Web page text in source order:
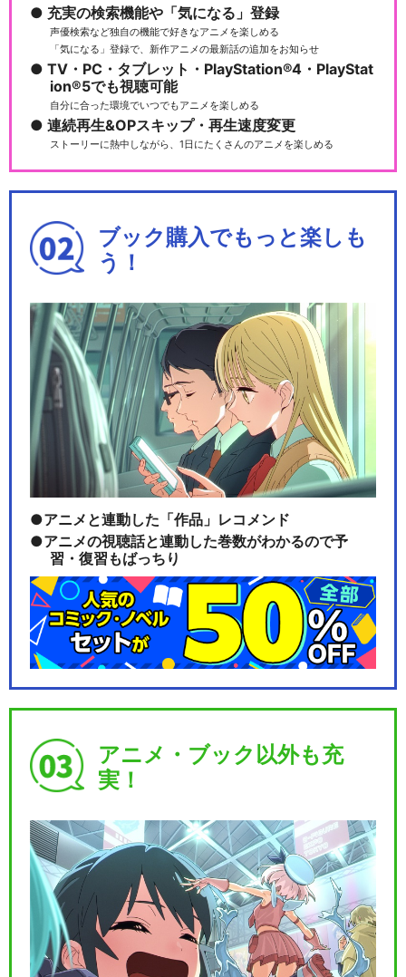
こちら葛飾区亀有公園前派出
所TVスペシャル 両…
こちら葛飾区亀有公園前派出
所TVスペシャル 両…
こちら葛飾区亀有公園前派出
所TVスペシャル 両…
こちら葛飾区亀有公園前派出
所TVスペシャル 両…
こちら葛飾区亀有公園前派出
所TVスペシャル シ…
こちら葛飾区亀有公園前派出
所TVスペシャル 両…
閉じる
充実の検索機能や「気になる」登録
声優検索など独自の機能で好きなアニメを楽しめる
「気になる」登録で、新作アニメの最新話の追加をお知らせ
TV・PC・タブレット・PlayStation®4・PlayStat
ion®5でも視聴可能
自分に合った環境でいつでもアニメを楽しめる
連続再生&OPスキップ・再生速度変更
ストーリーに熱中しながら、1日にたくさんのアニメを楽しめる
ブック購入でもっと楽しも
う！
アニメと連動した「作品」レコメンド
アニメの視聴話と連動した巻数がわかるので予
習・復習もばっちり
アニメ・ブック以外も充
実！